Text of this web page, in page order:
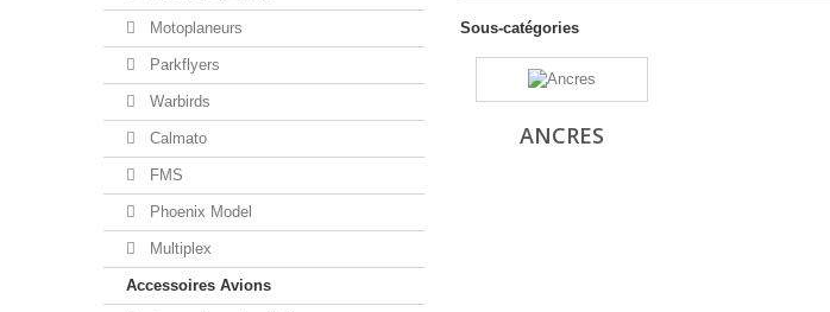
Motoplaneurs
Parkflyers
Warbirds
Calmato
FMS
Phoenix Model
Multiplex
Accessoires Avions
Sous-catégories
ANCRES